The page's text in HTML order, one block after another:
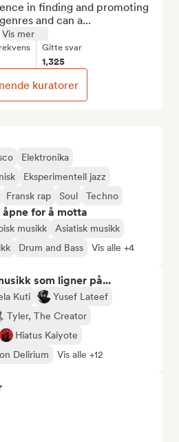
Elektronika
Eksperimentell jazz
Fransk rap Soul Techno
for å motta
musikk
Asiatisk musikk
Drum and Bass Vis alle +4
som ligner på...
Kuti
Yusef Lateef
Tyler, The Creator
Hiatus Kaiyote
Delirium
Vis alle +12
in finding and promoting
and can a...
Vis mer
Gitte svar
1,325
kuratorer